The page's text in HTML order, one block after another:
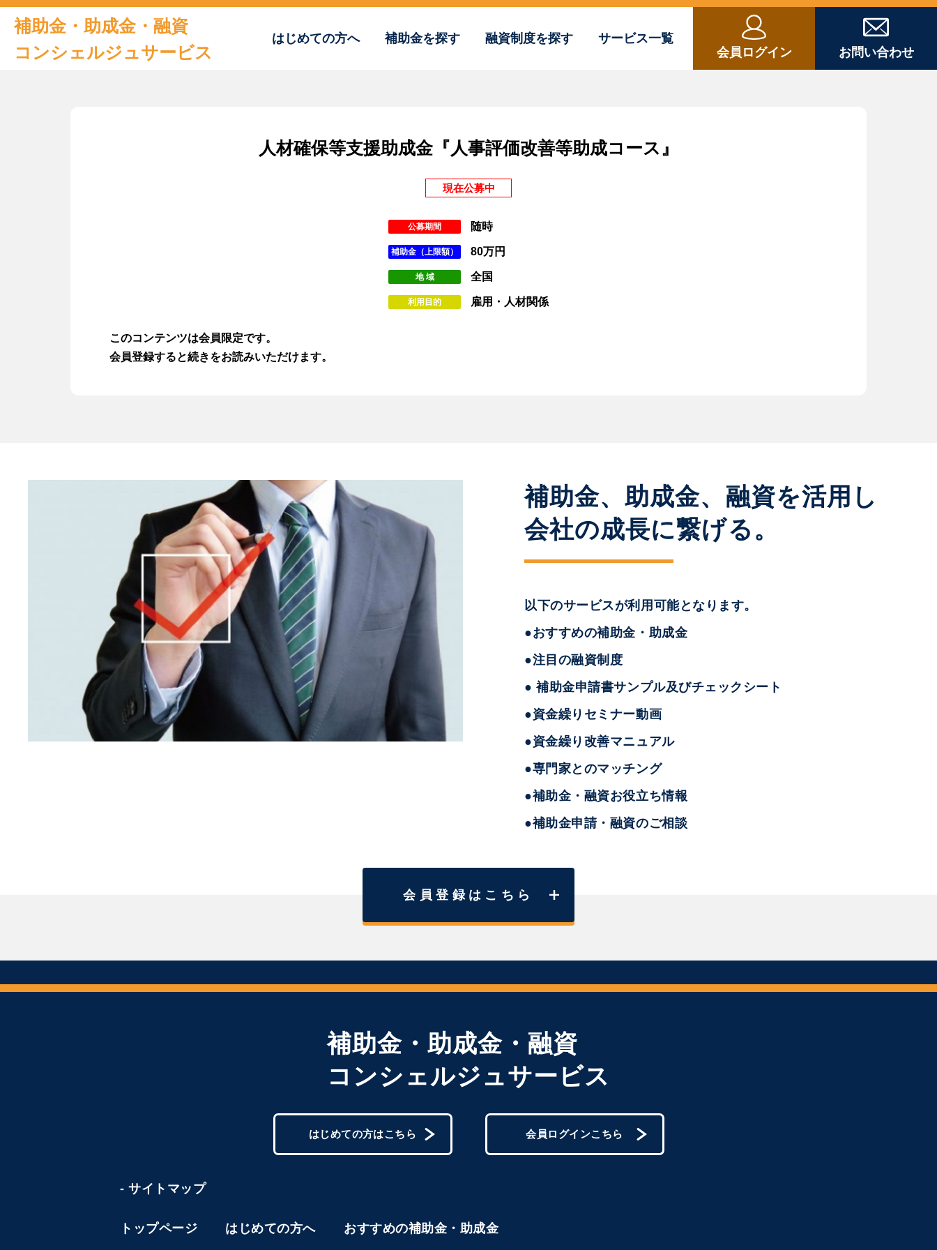
補助金・助成金・融資
コンシェルジュサービス
はじめての方へ 補助金を探す 融資制度を探す
サービス一覧
会員ログイン
お問い合わせ
資金繰りセミナー動画
入会はこちら
人材確保等支援助成金『人事評価改善等助成コース』
現在公募中
公募期間 随時
補助金（上限額） 80万円
地 域 全国
利用目的 雇用・人材関係
このコンテンツは会員限定です。
会員登録すると続きをお読みいただけます。
補助金、助成金、融資を活用し
会社の成長に繋げる。
以下のサービスが利用可能となります。
●おすすめの補助金・助成金
●注目の融資制度
● 補助金申請書サンプル及びチェックシート
●資金繰りセミナー動画
●資金繰り改善マニュアル
●専門家とのマッチング
●補助金・融資お役立ち情報
●補助金申請・融資のご相談
会員登録はこちら
補助金・助成金・融資
コンシェルジュサービス
はじめての方はこちら 会員ログインこちら
- サイトマップ
トップページ はじめての方へ おすすめの補助金・助成金